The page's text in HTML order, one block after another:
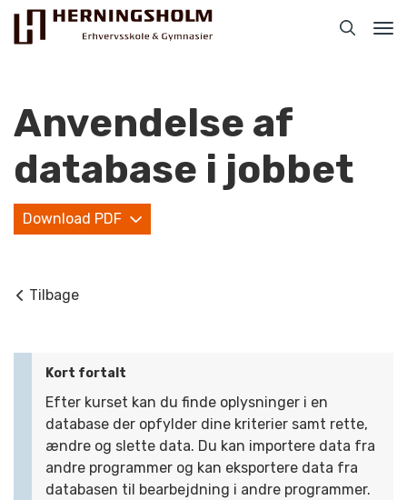
For ledige
Bliv faglært
Kontakt
Anvendelse af
database i jobbet
Download PDF
Tilbage
Kort fortalt
Efter kurset kan du finde oplysninger i en
database der opfylder dine kriterier samt rette,
ændre og slette data. Du kan importere data fra
andre programmer og kan eksportere data fra
databasen til bearbejdning i andre programmer.